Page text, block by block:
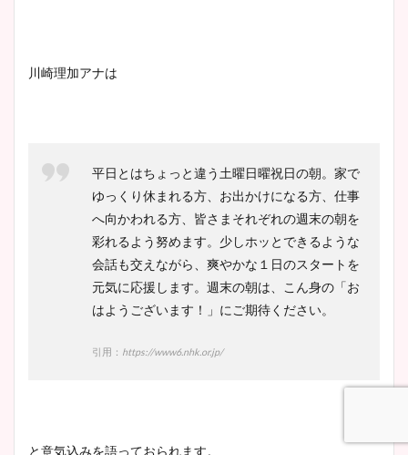
池谷実悠アナのメガネ画像が
かわいい！カップや水着姿も
まとめた！
川崎理加アナは
平日とはちょっと違う土曜日曜祝日の朝。家で
ゆっくり休まれる方、お出かけになる方、仕事
へ向かわれる方、皆さまそれぞれの週末の朝を
彩れるよう努めます。少しホッとできるような
会話も交えながら、爽やかな１日のスタートを
元気に応援します。週末の朝は、こん身の「お
はようございます！」にご期待ください。
引用： https://www6.nhk.or.jp/
と意気込みを語っておられます。